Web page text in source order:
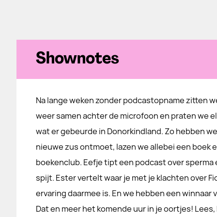
Shownotes
Na lange weken zonder podcastopname zitten
weer samen achter de microfoon en praten we
wat er gebeurde in Donorkindland. Zo hebben
nieuwe zus ontmoet, lazen we allebei een boek
boekenclub. Eefje tipt een podcast over sperma
spijt. Ester vertelt waar je met je klachten over
ervaring daarmee is. En we hebben een winnaar
Dat en meer het komende uur in je oortjes! Lees,